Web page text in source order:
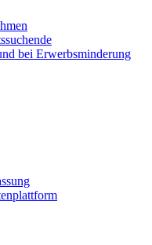
bei Erwerbsminderung